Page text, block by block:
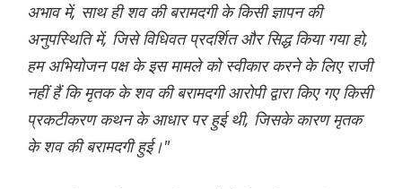
अभाव में, साथ ही शव की बरामदगी के किसी ज्ञापन की
अनुपस्थिति में, जिसे विधिवत प्रदर्शित और सिद्ध किया गया हो,
हम अभियोजन पक्ष के इस मामले को स्वीकार करने के लिए राजी
नहीं हैं कि मृतक के शव की बरामदगी आरोपी द्वारा किए गए किसी
प्रकटीकरण कथन के आधार पर हुई थी, जिसके कारण मृतक
के शव की बरामदगी हुई।"